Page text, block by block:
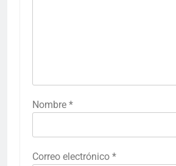
Nombre *
Correo electrónico *